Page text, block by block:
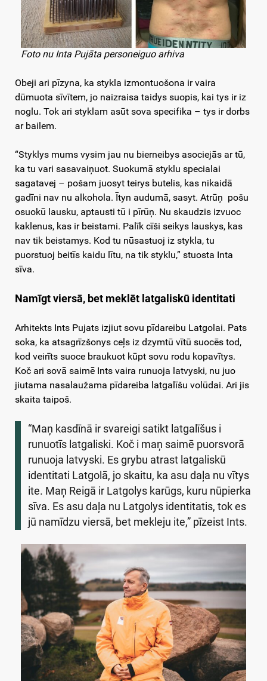
Foto nu Inta Pujāta personeiguo arhiva
Obeji ari pīzyna, ka stykla izmontuošona ir vaira
dūmuota sīvītem, jo naizraisa taidys suopis, kai tys ir iz
noglu. Tok ari styklam asūt sova specifika – tys ir dorbs
ar bailem.
“Styklys mums vysim jau nu bierneibys asociejās ar tū,
ka tu vari sasavaiņuot. Suokumā styklu specialai
sagatavej – pošam juosyt teirys butelis, kas nikaidā
gadīni nav nu alkohola. Ītyn audumā, sasyt. Atrūņ pošu
osuokū lausku, aptausti tū i pīrūņ. Nu skaudzis izvuoc
kaklenus, kas ir beistami. Palīk cīši seikys lauskys, kas
nav tik beistamys. Kod tu nūsastuoj iz stykla, tu
puorstuoj beitīs kaidu lītu, na tik styklu,” stuosta Inta
sīva.
Namīgt viersā, bet meklēt latgaliskū identitati
Arhitekts Ints Pujats izjiut sovu pīdareibu Latgolai. Pats
soka, ka atsagrīzšonys ceļs iz dzymtū vītū suocēs tod,
kod veirīts suoce braukuot kūpt sovu rodu kopavītys.
Koč ari sovā saimē Ints vaira runuoja latvyski, nu juo
jiutama nasalaužama pīdareiba latgalīšu volūdai. Ari jis
skaita taipoš.
“Maņ kasdīnā ir svareigi satikt latgalīšus i
runuotīs latgaliski. Koč i maņ saimē puorsvorā
runuoja latvyski. Es grybu atrast latgaliskū
identitati Latgolā, jo skaitu, ka asu daļa nu vītys
ite. Maņ Reigā ir Latgolys karūgs, kuru nūpierka
sīva. Es asu daļa nu Latgolys identitatis, tok es
jū namīdzu viersā, bet mekleju ite,” pīzeist Ints.